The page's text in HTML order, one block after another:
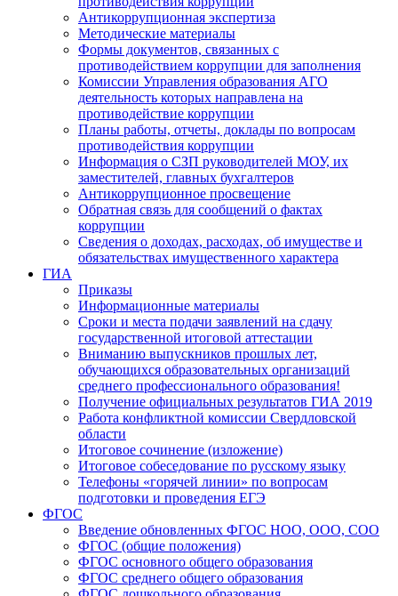
Антикоррупционная экспертиза
Методические материалы
Формы документов, связанных с
противодействием коррупции для заполнения
Комиссии Управления образования АГО
деятельность которых направлена на
противодействие коррупции
Планы работы, отчеты, доклады по вопросам
противодействия коррупции
Информация о СЗП руководителей МОУ, их
заместителей, главных бухгалтеров
Антикоррупционное просвещение
Обратная связь для сообщений о фактах
коррупции
Сведения о доходах, расходах, об имуществе и
обязательствах имущественного характера
ГИА
Приказы
Информационные материалы
Сроки и места подачи заявлений на сдачу
государственной итоговой аттестации
Вниманию выпускников прошлых лет,
обучающихся образовательных организаций
среднего профессионального образования!
Получение официальных результатов ГИА 2019
Работа конфликтной комиссии Свердловской
области
Итоговое сочинение (изложение)
Итоговое собеседование по русскому языку
Телефоны «горячей линии» по вопросам
подготовки и проведения ЕГЭ
ФГОС
Введение обновленных ФГОС НОО, ООО, СОО
ФГОС (общие положения)
ФГОС основного общего образования
ФГОС среднего общего образования